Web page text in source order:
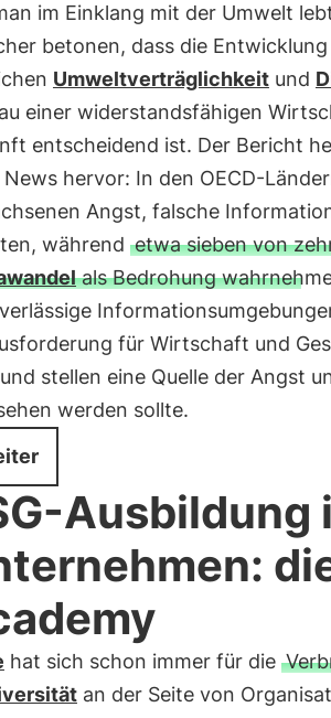
im Einklang mit der Umwelt
betonen, dass die
Umweltverträglichkeitund
einer widerstandsfähigen
entscheidend ist. Der Bericht
News hervor: In den OECD-
Angst, falsche
während etwa sieben von
als Bedrohung
für Wirtschaft und
stellen eine Quelle der Angst
werden sollte.
Ausbildung
hat sich schon immer für die
an der Seite von